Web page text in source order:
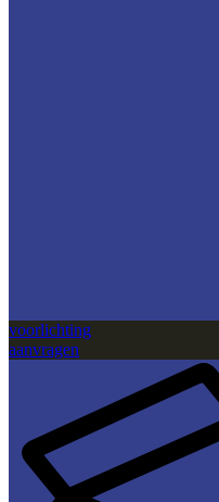
voorlichting
aanvragen